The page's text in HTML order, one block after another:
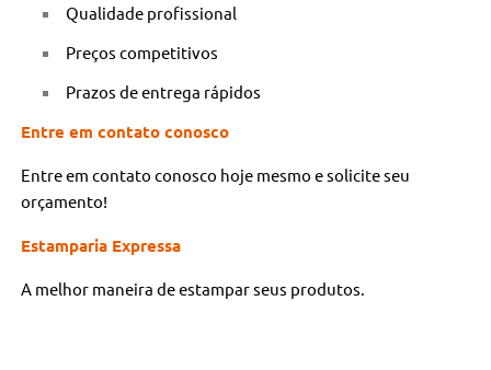
Qualidade profissional
Preços competitivos
Prazos de entrega rápidos
Entre em contato conosco
Entre em contato conosco hoje mesmo e solicite seu
orçamento!
Estamparia Expressa
A melhor maneira de estampar seus produtos.